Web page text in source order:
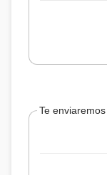
Te enviaremos